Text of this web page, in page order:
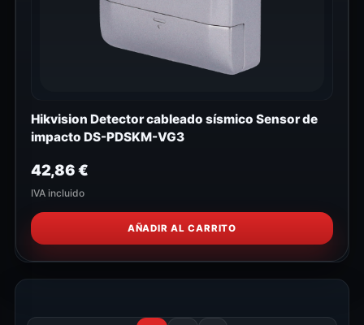
Hikvision Detector cableado sísmico Sensor de
impacto DS-PDSKM-VG3
42,86€
IVA incluido
AÑADIR AL CARRITO